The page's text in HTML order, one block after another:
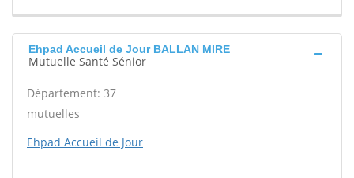
Ehpad Accueil de Jour BALLAN MIRE
Mutuelle Santé Sénior
Département: 37
mutuelles
Ehpad Accueil de Jour